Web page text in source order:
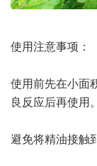
使用注意事项：
使用前先在小面
良反应后再使用。
避免将精油接触